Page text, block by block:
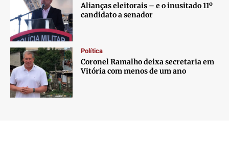
Alianças eleitorais – e o inusitado 11º
candidato a senador
Política
Coronel Ramalho deixa secretaria em
Vitória com menos de um ano